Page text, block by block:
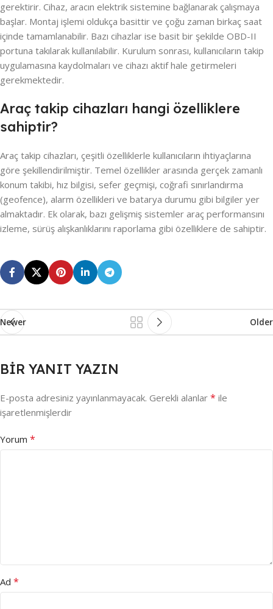
gerektirir. Cihaz, aracın elektrik sistemine bağlanarak çalışmaya
başlar. Montaj işlemi oldukça basittir ve çoğu zaman birkaç saat
içinde tamamlanabilir. Bazı cihazlar ise basit bir şekilde OBD-II
portuna takılarak kullanılabilir. Kurulum sonrası, kullanıcıların takip
uygulamasına kaydolmaları ve cihazı aktif hale getirmeleri
gerekmektedir.
Araç takip cihazları hangi özelliklere
sahiptir?
Araç takip cihazları, çeşitli özelliklerle kullanıcıların ihtiyaçlarına
göre şekillendirilmiştir. Temel özellikler arasında gerçek zamanlı
konum takibi, hız bilgisi, sefer geçmişi, coğrafi sınırlandırma
(geofence), alarm özellikleri ve batarya durumu gibi bilgiler yer
almaktadır. Ek olarak, bazı gelişmiş sistemler araç performansını
izleme, sürüş alışkanlıklarını raporlama gibi özelliklere de sahiptir.
Newer Older
BIR YANIT YAZIN
E-posta adresiniz yayınlanmayacak. Gerekli alanlar * ile
işaretlenmişlerdir
Yorum *
Ad *